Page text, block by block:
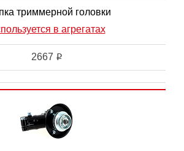
триммерной головки
в агрегатах
2667 i